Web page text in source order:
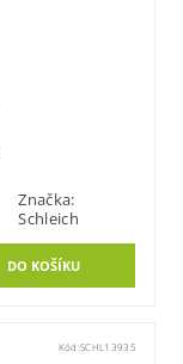
Značka:
Schleich
Kód:SCHL13935